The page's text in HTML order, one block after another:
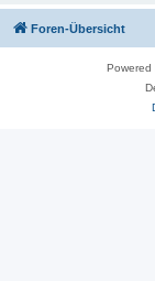
Foren-Übersicht
Powered